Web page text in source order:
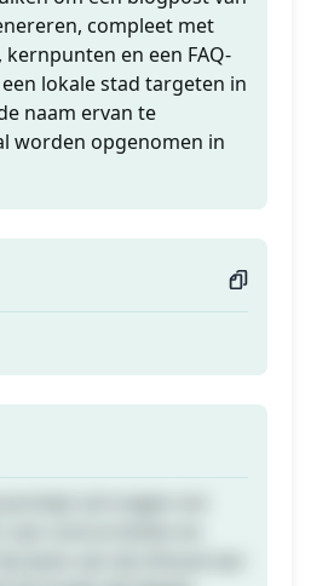
compleet met
kernpunten en een FAQ-
lokale stad targeten in
naam ervan te
worden opgenomen in